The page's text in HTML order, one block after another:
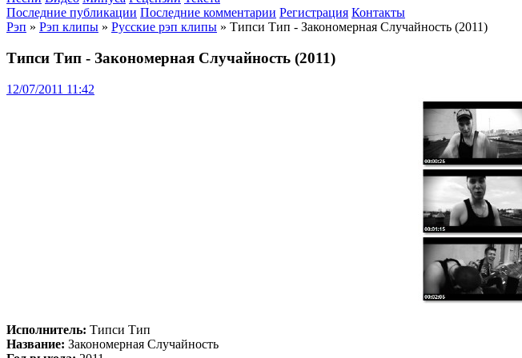
Последние публикации Последние комментарии Регистрация Контакты
Рэп » Рэп клипы » Русские рэп клипы » Типси Тип - Закономерная Случайность (2011)
Типси Тип - Закономерная Случайность (2011)
12/07/2011 11:42
Исполнитель: Типси Тип
Название: Закономерная Случайность